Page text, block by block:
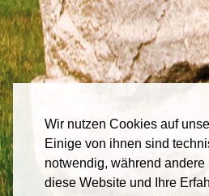
Wir nutzen Cookies auf
Einige von ihnen sind
notwendig, während andere
diese Website und Ihre